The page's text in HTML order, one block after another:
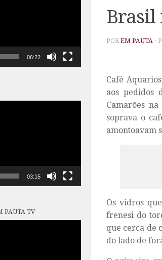
Brasil
POR EM PAUTA ·
Café
aos pedidos
Camarões
soprava o
amontoavam
Os vidros
frenesi do
que cerca de
do lado de
06:22
03:15
PAUTA TV